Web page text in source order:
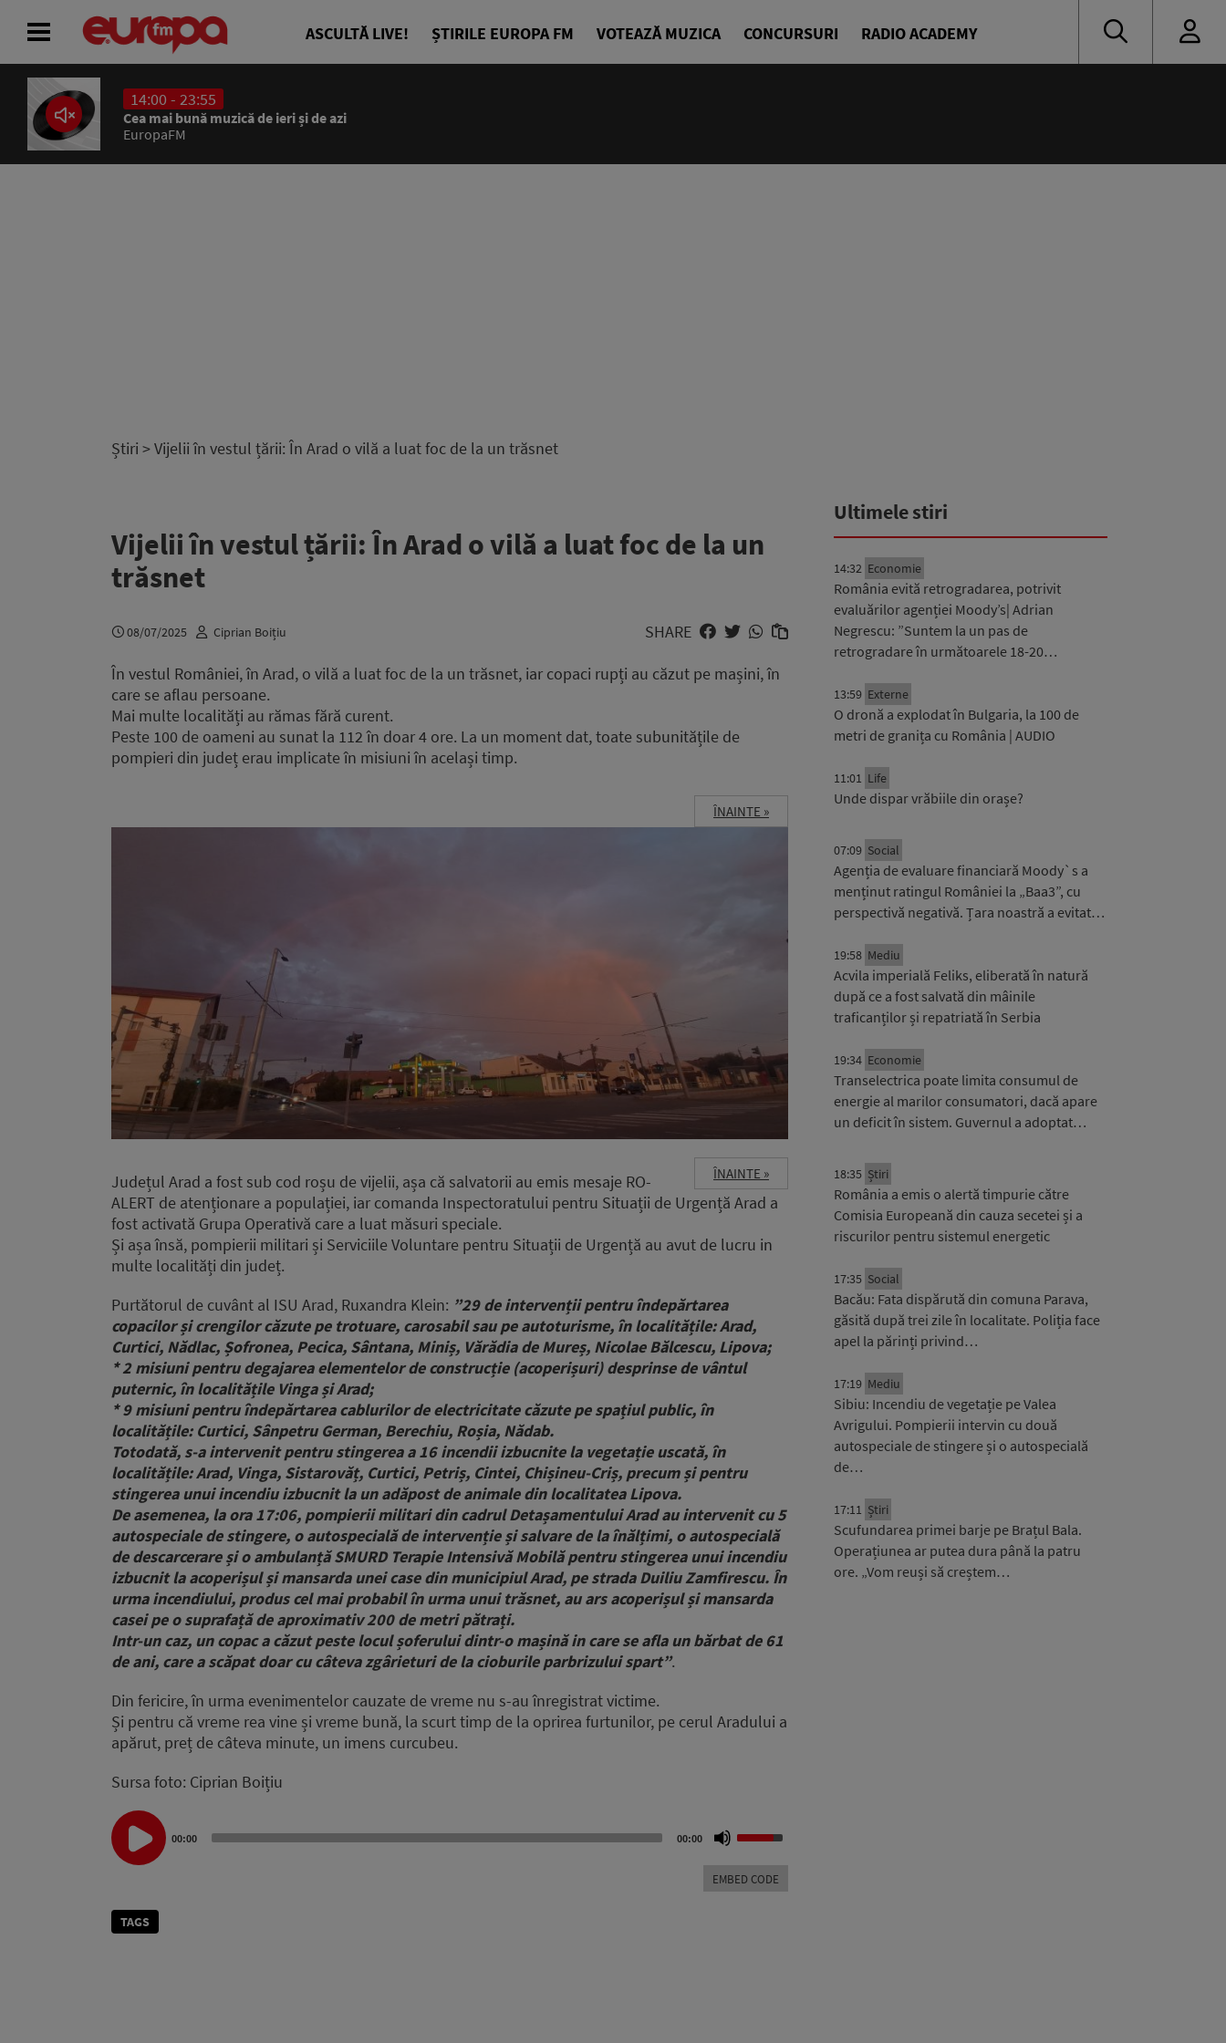
ASCULTĂ LIVE! ȘTIRILE EUROPA FM VOTEAZĂ MUZICA CONCURSURI RADIO ACADEMY
14:00 - 23:55
Cea mai bună muzică de ieri și de azi
EuropaFM
Știri > Vijelii în vestul țării: În Arad o vilă a luat foc de la un trăsnet
Vijelii în vestul țării: În Arad o vilă a luat foc de la un
trăsnet
08/07/2025 Ciprian Boițiu
SHARE
În vestul României, în Arad, o vilă a luat foc de la un trăsnet, iar copaci rupți au căzut pe mașini, în
care se aflau persoane.
Mai multe localități au rămas fără curent.
Peste 100 de oameni au sunat la 112 în doar 4 ore. La un moment dat, toate subunitățile de
pompieri din județ erau implicate în misiuni în același timp.
ÎNAINTE »
ÎNAINTE »
Județul Arad a fost sub cod roșu de vijelii, așa că salvatorii au emis mesaje RO-
ALERT de atenționare a populației, iar comanda Inspectoratului pentru Situații de Urgență Arad a
fost activată Grupa Operativă care a luat măsuri speciale.
Și așa însă, pompierii militari și Serviciile Voluntare pentru Situații de Urgență au avut de lucru in
multe localități din județ.
Purtătorul de cuvânt al ISU Arad, Ruxandra Klein: ”29 de intervenții pentru îndepărtarea
copacilor și crengilor căzute pe trotuare, carosabil sau pe autoturisme, în localitățile: Arad,
Curtici, Nădlac, Șofronea, Pecica, Sântana, Miniș, Vărădia de Mureș, Nicolae Bălcescu, Lipova;
* 2 misiuni pentru degajarea elementelor de construcție (acoperișuri) desprinse de vântul
puternic, în localitățile Vinga și Arad;
* 9 misiuni pentru îndepărtarea cablurilor de electricitate căzute pe spațiul public, în
localitățile: Curtici, Sânpetru German, Berechiu, Roșia, Nădab.
Totodată, s-a intervenit pentru stingerea a 16 incendii izbucnite la vegetație uscată, în
localitățile: Arad, Vinga, Sistarovăț, Curtici, Petriș, Cintei, Chișineu-Criș, precum și pentru
stingerea unui incendiu izbucnit la un adăpost de animale din localitatea Lipova.
De asemenea, la ora 17:06, pompierii militari din cadrul Detașamentului Arad au intervenit cu 5
autospeciale de stingere, o autospecială de intervenție și salvare de la înălțimi, o autospecială
de descarcerare și o ambulanță SMURD Terapie Intensivă Mobilă pentru stingerea unui incendiu
izbucnit la acoperișul și mansarda unei case din municipiul Arad, pe strada Duiliu Zamfirescu. În
urma incendiului, produs cel mai probabil în urma unui trăsnet, au ars acoperișul și mansarda
casei pe o suprafață de aproximativ 200 de metri pătrați.
Intr-un caz, un copac a căzut peste locul șoferului dintr-o mașină in care se afla un bărbat de 61
de ani, care a scăpat doar cu câteva zgârieturi de la cioburile parbrizului spart”.
Din fericire, în urma evenimentelor cauzate de vreme nu s-au înregistrat victime.
Și pentru că vreme rea vine și vreme bună, la scurt timp de la oprirea furtunilor, pe cerul Aradului a
apărut, preț de câteva minute, un imens curcubeu.
Sursa foto: Ciprian Boițiu
Audio
Player
00:00 00:00
Up/Down
keys
EMBED CODE
TAGS
Ultimele stiri
14:32 Economie
România evită retrogradarea, potrivit
evaluărilor agenției Moody’s| Adrian
Negrescu: ”Suntem la un pas de
retrogradare în următoarele 18-20…
13:59 Externe
O dronă a explodat în Bulgaria, la 100 de
metri de granița cu România | AUDIO
11:01 Life
Unde dispar vrăbiile din orașe?
07:09 Social
Agenția de evaluare financiară Moody`s a
menținut ratingul României la „Baa3”, cu
perspectivă negativă. Țara noastră a evitat…
19:58 Mediu
Acvila imperială Feliks, eliberată în natură
după ce a fost salvată din mâinile
traficanților și repatriată în Serbia
19:34 Economie
Transelectrica poate limita consumul de
energie al marilor consumatori, dacă apare
un deficit în sistem. Guvernul a adoptat…
18:35 Știri
România a emis o alertă timpurie către
Comisia Europeană din cauza secetei și a
riscurilor pentru sistemul energetic
17:35 Social
Bacău: Fata dispărută din comuna Parava,
găsită după trei zile în localitate. Poliția face
apel la părinți privind…
17:19 Mediu
Sibiu: Incendiu de vegetație pe Valea
Avrigului. Pompierii intervin cu două
autospeciale de stingere și o autospecială
de…
17:11 Știri
Scufundarea primei barje pe Brațul Bala.
Operațiunea ar putea dura până la patru
ore. „Vom reuși să creștem…
ACASĂ
ȘTIRI